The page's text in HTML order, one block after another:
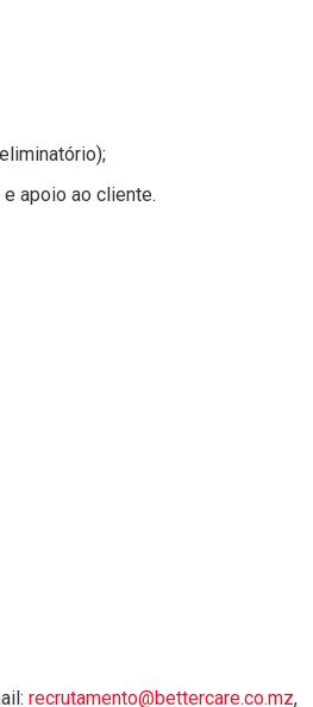
apoio ao cliente.
recrutamento@bettercare.co.mz,